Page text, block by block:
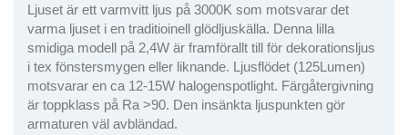
Ljuset är ett varmvitt ljus på 3000K som motsvarar det
varma ljuset i en traditioinell glödljuskälla. Denna lilla
smidiga modell på 2,4W är framförallt till för dekorationsljus
i tex fönstersmygen eller liknande. Ljusflödet (125Lumen)
motsvarar en ca 12-15W halogenspotlight. Färgåtergivning
är toppklass på Ra >90. Den insänkta ljuspunkten gör
armaturen väl avbländad.